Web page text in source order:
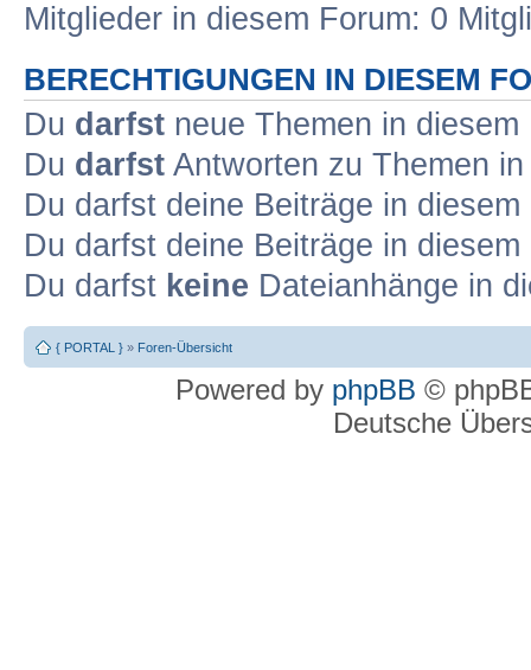
Mitglieder in diesem Forum: 0
BERECHTIGUNGEN IN DIESEM
Du darfst neue Themen in
Du darfst Antworten zu Themen
Du darfst deine Beiträge in
Du darfst deine Beiträge in
Du darfst keine Dateianhänge in
{ PORTAL } » Foren-Übersicht
Powered by phpBB ©
Deutsche